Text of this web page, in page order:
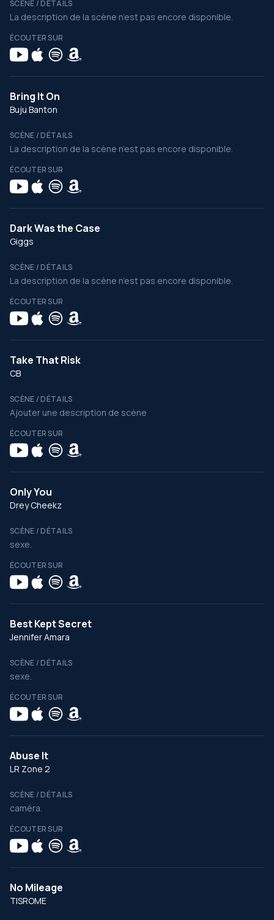
SCÈNE / DÉTAILS
La description de la scène n’est pas encore disponible.
ÉCOUTER SUR
Bring It On
Buju Banton
SCÈNE / DÉTAILS
La description de la scène n’est pas encore disponible.
ÉCOUTER SUR
Dark Was the Case
Giggs
SCÈNE / DÉTAILS
La description de la scène n’est pas encore disponible.
ÉCOUTER SUR
Take That Risk
CB
SCÈNE / DÉTAILS
Ajouter une description de scène
ÉCOUTER SUR
Only You
Drey Cheekz
SCÈNE / DÉTAILS
sexe.
ÉCOUTER SUR
Best Kept Secret
Jennifer Amara
SCÈNE / DÉTAILS
sexe.
ÉCOUTER SUR
Abuse It
LR Zone 2
SCÈNE / DÉTAILS
caméra.
ÉCOUTER SUR
No Mileage
TISROME